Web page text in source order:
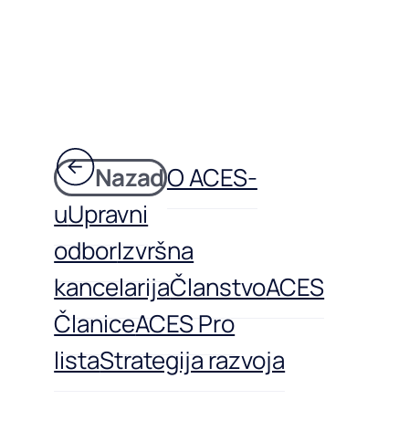
NazadO ACES-
uUpravni
odborIzvršna
kancelarijaČlanstvoACES
ČlaniceACES Pro
listaStrategija razvoja